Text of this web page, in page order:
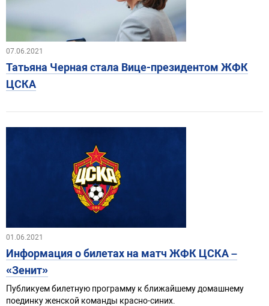
07.06.2021
Татьяна Черная стала Вице-президентом ЖФК
ЦСКА
01.06.2021
Информация о билетах на матч ЖФК ЦСКА –
«Зенит»
Публикуем билетную программу к ближайшему домашнему
поединку женской команды красно-синих.